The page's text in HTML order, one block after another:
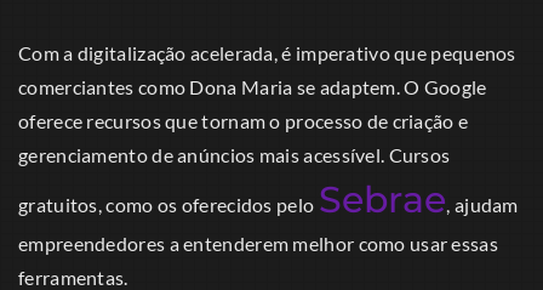
Com a digitalização acelerada, é imperativo que pequenos
comerciantes como Dona Maria se adaptem. O Google
oferece recursos que tornam o processo de criação e
gerenciamento de anúncios mais acessível. Cursos
gratuitos, como os oferecidos pelo Sebrae, ajudam
empreendedores a entenderem melhor como usar essas
ferramentas.